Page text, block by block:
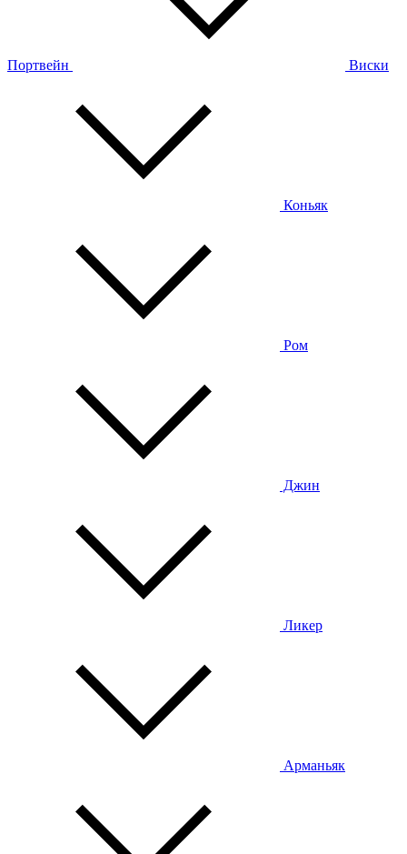
Портвейн Виски
Коньяк
Ром
Джин
Ликер
Арманьяк